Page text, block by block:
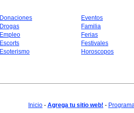
Donaciones
Drogas
Empleo
Escorts
Esoterismo
Eventos
Familia
Ferias
Festivales
Horoscopos
Inicio - Agrega tu sitio web! -